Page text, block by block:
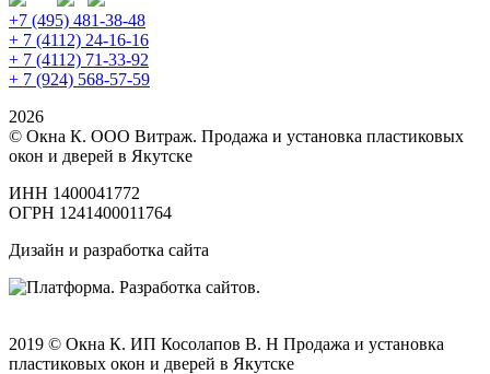
+7 (495) 481-38-48
+ 7 (4112) 24-16-16
+ 7 (4112) 71-33-92
+ 7 (924) 568-57-59
2026
© Окна К. ООО Витраж. Продажа и установка пластиковых
окон и дверей в Якутске
ИНН 1400041772
ОГРН 1241400011764
Дизайн и разработка сайта
2019 © Окна К. ИП Косолапов В. Н Продажа и установка
пластиковых окон и дверей в Якутске